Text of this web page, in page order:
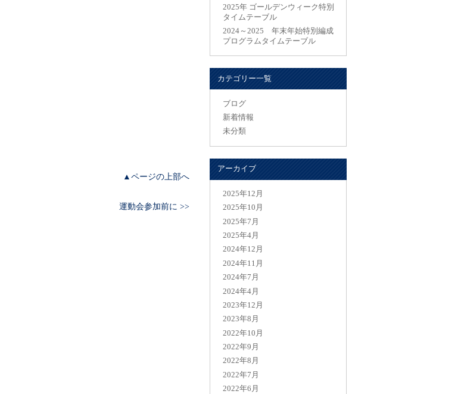
2025年 ゴールデンウィーク特別
タイムテーブル
2024～2025 年末年始特別編成
プログラムタイムテーブル
カテゴリー一覧
ブログ
新着情報
未分類
アーカイブ
2025年12月
2025年10月
2025年7月
2025年4月
2024年12月
2024年11月
2024年7月
2024年4月
2023年12月
2023年8月
2022年10月
2022年9月
2022年8月
2022年7月
2022年6月
▲ページの上部へ
運動会参加前に >>